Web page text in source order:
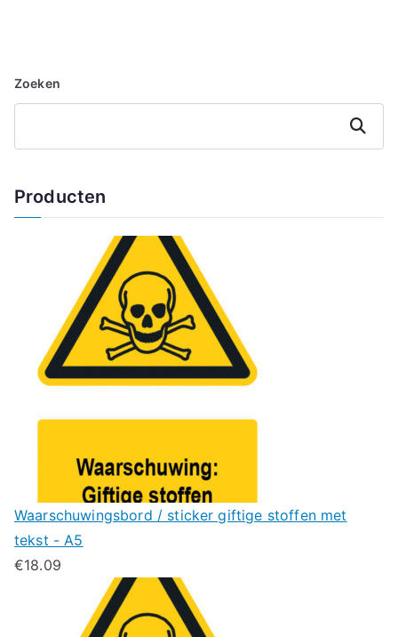
Zoeken
Zoeken
Producten
Waarschuwingsbord / sticker giftige stoffen met
tekst - A5
€18.09